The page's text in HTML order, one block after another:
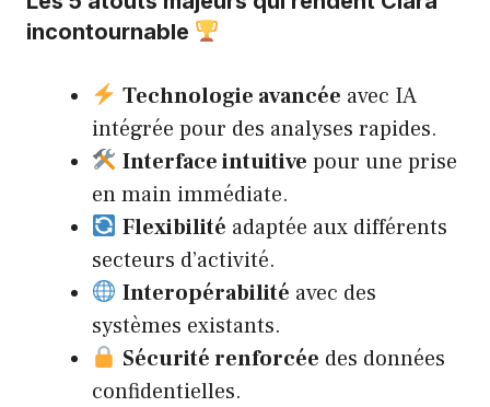
incontournable
Technologie avancée avec IA
intégrée pour des analyses rapides.
Interface intuitive pour une prise
en main immédiate.
Flexibilité adaptée aux différents
secteurs d’activité.
Interopérabilité avec des
systèmes existants.
Sécurité renforcée des données
confidentielles.